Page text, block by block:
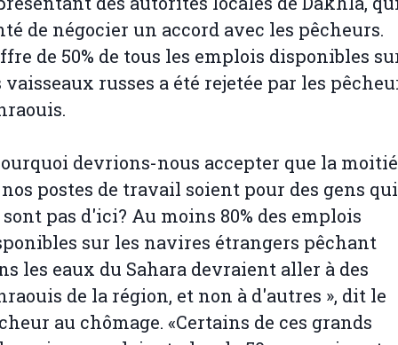
de négocier un accord avec les pêcheurs.
de 50% de tous les emplois disponibles
vaisseaux russes a été rejetée par les
devrions-nous accepter que la moitié
postes de travail soient pour des gens qui
pas d'ici? Au moins 80% des emplois
sur les navires étrangers pêchant
les eaux du Sahara devraient aller à des
de la région, et non à d'autres », dit le
au chômage. «Certains de ces grands